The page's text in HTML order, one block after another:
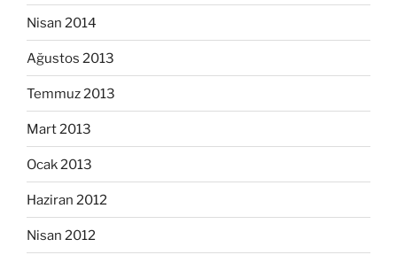
Nisan 2014
Ağustos 2013
Temmuz 2013
Mart 2013
Ocak 2013
Haziran 2012
Nisan 2012